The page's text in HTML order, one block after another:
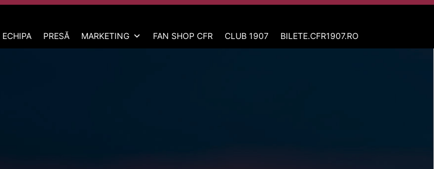
ECHIPA PRESĂ MARKETING FAN SHOP CFR CLUB 1907 BILETE.CFR1907.RO